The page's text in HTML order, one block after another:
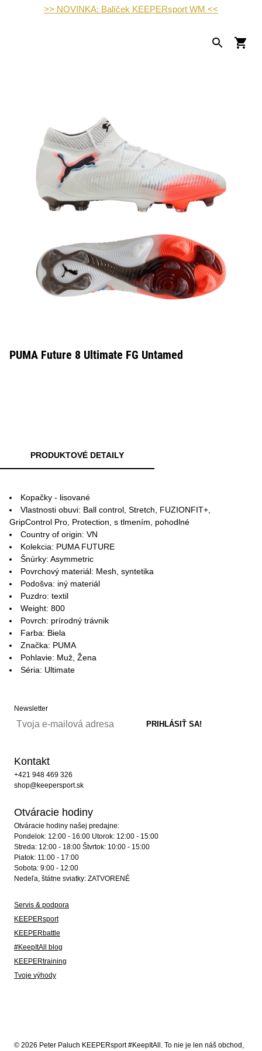
>> NOVINKA: Balíček KEEPERsport WM <<
PUMA Future 8 Ultimate FG Untamed
PRODUKTOVÉ DETAILY
Kopačky - lisované
Vlastnosti obuvi: Ball control, Stretch, FUZIONFIT+,
GripControl Pro, Protection, s tlmením, pohodlné
Country of origin: VN
Kolekcia: PUMA FUTURE
Šnúrky: Asymmetric
Povrchový materiál: Mesh, syntetika
Podošva: iný materiál
Puzdro: textil
Weight: 800
Povrch: prírodný trávnik
Farba: Biela
Značka: PUMA
Pohlavie: Muž, Žena
Séria: Ultimate
Newsletter
Kontakt
+421 948 469 326
shop@keepersport.sk
Otváracie hodiny
Otváracie hodiny našej predajne:
Pondelok: 12:00 - 16:00 Utorok: 12:00 - 15:00
Streda: 12:00 - 18:00 Štvrtok: 10:00 - 15:00
Piatok: 11:00 - 17:00
Sobota: 9:00 - 12:00
Nedeľa, štátne sviatky: ZATVORENÉ
Servis & podpora
KEEPERsport
KEEPERbattle
#KeepItAll blog
KEEPERtraining
Tvoje výhody
© 2026 Peter Paluch KEEPERsport #KeepItAll. To nie je len náš obchod,